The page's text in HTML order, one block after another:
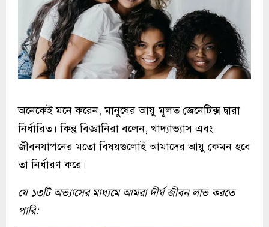
অনেকেই মনে করেন, মানুষের আয়ু মূলত জেনেটিক্স দ্বারা
নির্ধারিত। কিন্তু বিজ্ঞানিরা বলেন, খাদ্যাভ্যাস এবং
জীবনযাপনের মতো বিষয়গুলোই আমাদের আয়ু কেমন হবে
তা নির্ধারণ করে।
যে ১৩টি অভ্যাসের মাধ্যমে আমরা দীর্ঘ জীবন লাভ করতে
পারি: